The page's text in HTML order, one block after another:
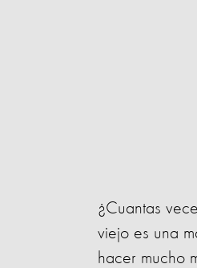
¿Cuantas
viejo es una
hacer mucho